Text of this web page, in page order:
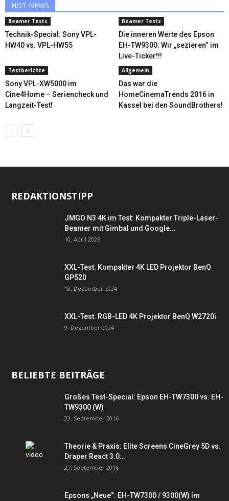
HOT NEWS
Beamer Tests
Technik-Special: Sony VPL-
HW40 vs. VPL-HW55
Beamer Tests
Die inneren Werte des Epson
EH-TW9300: Wir „sezieren“ im
Live-Ticker!!!
Testberichte
Sony VPL-XW5000 im
Cine4Home – Seriencheck und
Langzeit-Test!
Allgemein
Das war die
HomeCinemaTrends 2016 in
Kassel bei den SoundBrothers!
REDAKTIONSTIPP
JMGO N3 4K im Test: Kompakter Triple-Laser-
Beamer mit Gimbal und Google...
10. April 2026
XXL-Test: Kompakter 4K LED Projektor BenQ
GP520
13. Dezember 2024
XXL-Test: RGB-LED 4K Projektor BenQ W2720i
9. Dezember 2024
BELIEBTE BEITRÄGE
Großes Test-Special: Epson EH-TW7300 vs. EH-
TW9300 (W)
23. September 2016
Theorie & Praxis: Elite Screens CineGrey 5D vs.
Draper React 3.0...
27. September 2016
Epsons „Neue“: EH-TW7300 / 9300(W) im